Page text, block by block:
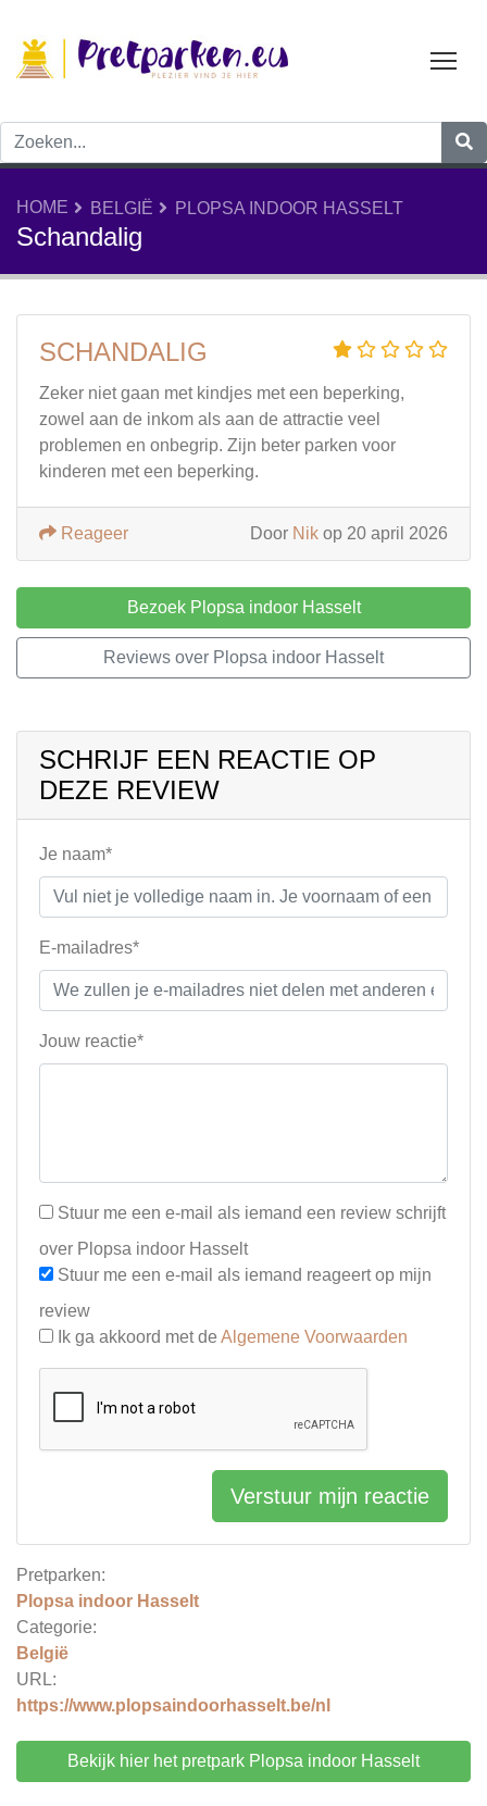
HOME BELGIË PLOPSA INDOOR HASSELT
Schandalig
Pretparken:
Plopsa indoor Hasselt
Categorie:
België
URL:
https://www.plopsaindoorhasselt.be/nl
Bekijk hier het pretpark Plopsa indoor Hasselt
SCHANDALIG
Zeker niet gaan met kindjes met een beperking,
zowel aan de inkom als aan de attractie veel
problemen en onbegrip. Zijn beter parken voor
kinderen met een beperking.
Door Nik op 20 april 2026
Reageer
Bezoek Plopsa indoor Hasselt
Reviews over Plopsa indoor Hasselt
SCHRIJF EEN REACTIE OP
DEZE REVIEW
Je naam*
E-mailadres*
Jouw reactie*
Stuur me een e-mail als iemand een review schrijft
over Plopsa indoor Hasselt
Stuur me een e-mail als iemand reageert op mijn
review
Ik ga akkoord met de Algemene Voorwaarden
Verstuur mijn reactie